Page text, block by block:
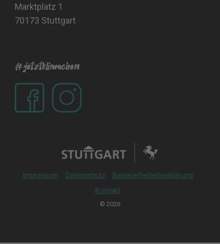
Marktplatz 1
70173 Stuttgart
#jetztklimachen
Impressum Datenschutz
Barrierefreiheitserklärung
Kontakt
© 2026